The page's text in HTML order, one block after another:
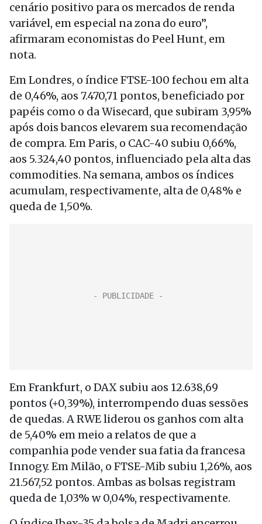
cenário positivo para os mercados de renda
variável, em especial na zona do euro”,
afirmaram economistas do Peel Hunt, em
nota.
Em Londres, o índice FTSE-100 fechou em alta
de 0,46%, aos 7.470,71 pontos, beneficiado por
papéis como o da Wisecard, que subiram 3,95%
após dois bancos elevarem sua recomendação
de compra. Em Paris, o CAC-40 subiu 0,66%,
aos 5.324,40 pontos, influenciado pela alta das
commodities. Na semana, ambos os índices
acumulam, respectivamente, alta de 0,48% e
queda de 1,50%.
Em Frankfurt, o DAX subiu aos 12.638,69
pontos (+0,39%), interrompendo duas sessões
de quedas. A RWE liderou os ganhos com alta
de 5,40% em meio a relatos de que a
companhia pode vender sua fatia da francesa
Innogy. Em Milão, o FTSE-Mib subiu 1,26%, aos
21.567,52 pontos. Ambas as bolsas registram
queda de 1,03% w 0,04%, respectivamente.